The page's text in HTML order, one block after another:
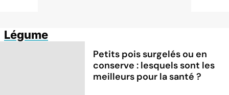
Légume
Petits pois surgelés ou en
conserve : lesquels sont les
meilleurs pour la santé ?